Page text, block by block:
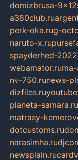
domizbrusa-
a380club.ru
perk-oka.rug-
naruto-x.ru
spayderhed-
webamator.ruma-
nv-750.runews-
dizfiles.ru
planeta-samara.ru
matrasy-
dotcustoms.ru
narasimha.ru
newsplain.ru